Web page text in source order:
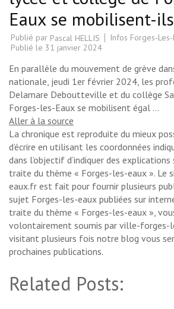
Eaux se mobilisent-ils
Publié par Pascal HELLIS
Infos Forges-Les-
Publié le 31 janvier 2024
En parallèle du mouvement de grève
nationale, jeudi 1er février 2024, les
Delamare Deboutteville et du collège
Forges-les-Eaux se mobilisent égal …
Aller à la source
La chronique est reproduite du mieux
d’écrire en utilisant les coordonnées
dans l’objectif d’indiquer des
traite du thème « Forges-les-eaux ».
eaux.fr est fait pour fournir plusieurs
sujet Forges-les-eaux publiées sur
traite du thème « Forges-les-eaux »,
volontairement soumis par ville-forges-
visitant plusieurs fois notre blog vous
prochaines publications.
Related Posts: